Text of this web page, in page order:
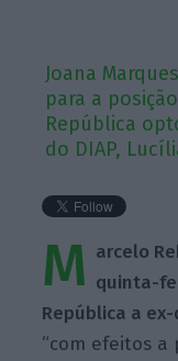
Joana
para a
República
do DIAP,
M arcelo
quinta-
República a
“com efeitos